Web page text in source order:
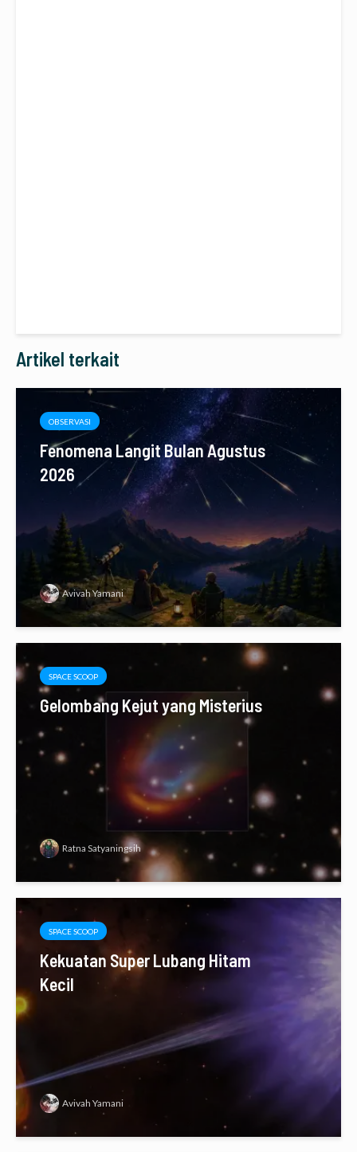
Artikel terkait
OBSERVASI
Fenomena Langit Bulan Agustus
2026
Avivah Yamani
SPACE SCOOP
Gelombang Kejut yang Misterius
Ratna Satyaningsih
SPACE SCOOP
Kekuatan Super Lubang Hitam
Kecil
Avivah Yamani